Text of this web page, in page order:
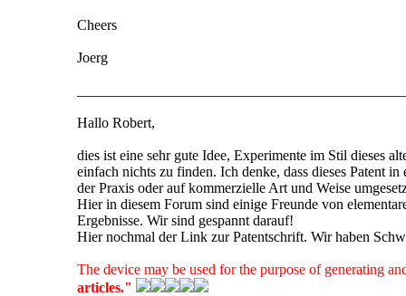
Cheers
Joerg
Hallo Robert,
dies ist eine sehr gute Idee, Experimente im Stil dieses
einfach nichts zu finden. Ich denke, dass dieses Patent
der Praxis oder auf kommerzielle Art und Weise
Hier in diesem Forum sind einige Freunde von
Ergebnisse. Wir sind gespannt darauf!
Hier nochmal der Link zur Patentschrift. Wir haben
The device may be used for the purpose of generating
articles."